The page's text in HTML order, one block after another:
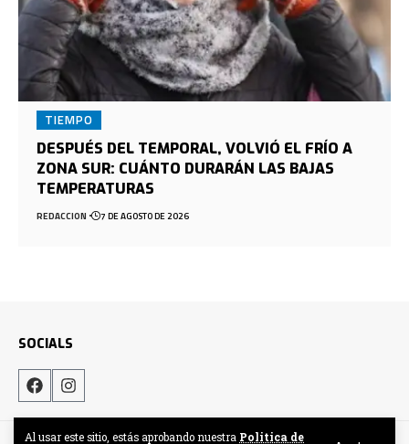
Al usar este sitio, estás aprobando nuestra Politica de
TIEMPO
DESPUÉS DEL TEMPORAL, VOLVIÓ EL FRÍO A
ZONA SUR: CUÁNTO DURARÁN LAS BAJAS
TEMPERATURAS
REDACCION 7 DE AGOSTO DE 2026
SOCIALS
Hecho por DigitalCrew